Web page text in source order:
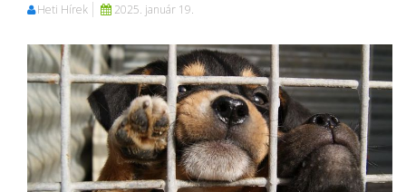
Heti Hírek 2025. január 19.